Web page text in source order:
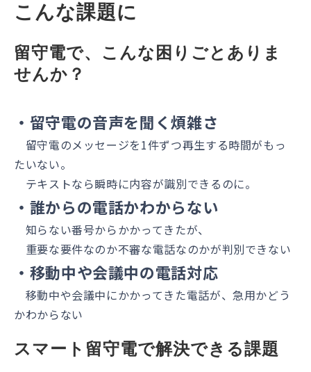
こんな課題に
留守電で、こんな困りごとありま
せんか？
・留守電の音声を聞く煩雑さ
留守電のメッセージを1件ずつ再生する時間がもっ
たいない。
テキストなら瞬時に内容が識別できるのに。
・誰からの電話かわからない
知らない番号からかかってきたが、
重要な要件なのか不審な電話なのかが判別できない
・移動中や会議中の電話対応
移動中や会議中にかかってきた電話が、急用かどう
かわからない
スマート留守電で解決できる課題